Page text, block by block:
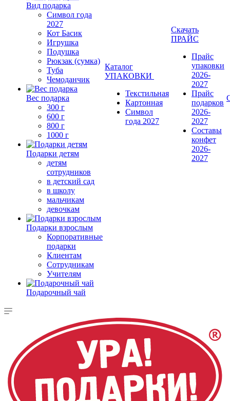
Вид подарка
Символ года
2027
Кот Басик
Игрушка
Подушка
Рюкзак (сумка)
Туба
Чемоданчик
Вес подарка
300 г
600 г
800 г
1000 г
Подарки детям
детям
сотрудников
в детский сад
в школу
мальчикам
девочкам
Подарки взрослым
Корпоративные
подарки
Клиентам
Сотрудникам
Учителям
Подарочный чай
Каталог
УПАКОВКИ
Текстильная
Картонная
Символ
года 2027
Скачать
ПРАЙС
Прайс
упаковки
2026-
2027
Прайс
подарков
2026-
2027
Составы
конфет
2026-
2027